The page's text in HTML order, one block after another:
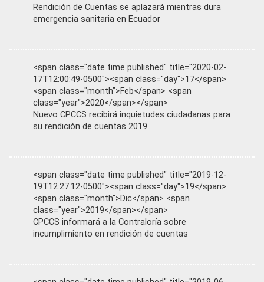
Rendición de Cuentas se aplazará mientras dura
emergencia sanitaria en Ecuador
<span class="date time published" title="2020-02-
17T12:00:49-0500"><span class="day">17</span>
<span class="month">Feb</span> <span
class="year">2020</span></span>
Nuevo CPCCS recibirá inquietudes ciudadanas para
su rendición de cuentas 2019
<span class="date time published" title="2019-12-
19T12:27:12-0500"><span class="day">19</span>
<span class="month">Dic</span> <span
class="year">2019</span></span>
CPCCS informará a la Contraloría sobre
incumplimiento en rendición de cuentas